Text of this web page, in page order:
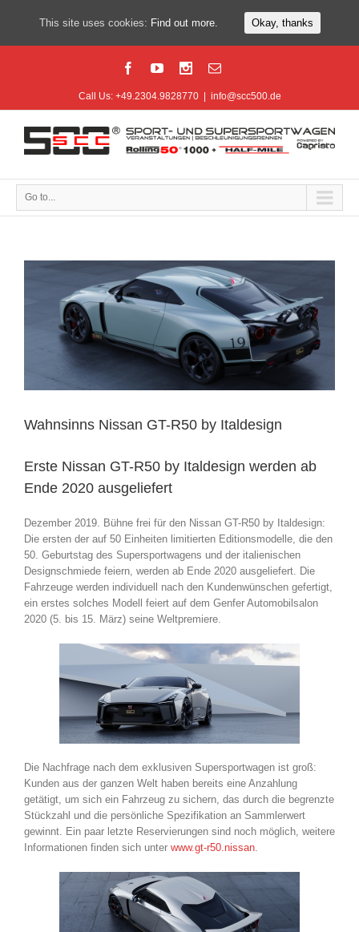
Call Us: +49.2304.9828770 info@scc500.de
Go to...
Wahnsinns Nissan GT-R50 by Italdesign
Erste Nissan GT-R50 by Italdesign werden ab
Ende 2020 ausgeliefert
Dezember 2019. Bühne frei für den Nissan GT-R50 by Italdesign:
Die ersten der auf 50 Einheiten limitierten Editionsmodelle, die den
50. Geburtstag des Supersportwagens und der italienischen
Designschmiede feiern, werden ab Ende 2020 ausgeliefert. Die
Fahrzeuge werden individuell nach den Kundenwünschen gefertigt,
ein erstes solches Modell feiert auf dem Genfer Automobilsalon
2020 (5. bis 15. März) seine Weltpremiere.
Die Nachfrage nach dem exklusiven Supersportwagen ist groß:
Kunden aus der ganzen Welt haben bereits eine Anzahlung
getätigt, um sich ein Fahrzeug zu sichern, das durch die begrenzte
Stückzahl und die persönliche Spezifikation an Sammlerwert
gewinnt. Ein paar letzte Reservierungen sind noch möglich, weitere
Informationen finden sich unter www.gt-r50.nissan
This site uses cookies: Find out more. Okay, thanks